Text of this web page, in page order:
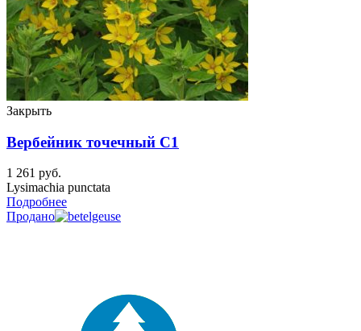
Закрыть
Вербейник точечный C1
1 261 руб.
Lysimachia punctata
Подробнее
Продано